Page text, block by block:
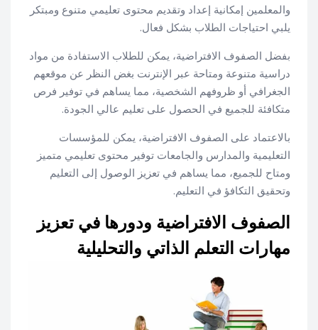
والمعلمين إمكانية إعداد وتقديم محتوى تعليمي متنوع ومبتكر
يلبي احتياجات الطلاب بشكل فعال.
بفضل الصفوف الافتراضية، يمكن للطلاب الاستفادة من مواد
دراسية متنوعة ومتاحة عبر الإنترنت بغض النظر عن موقعهم
الجغرافي أو ظروفهم الشخصية، مما يساهم في توفير فرص
متكافئة للجميع في الحصول على تعليم عالي الجودة.
بالاعتماد على الصفوف الافتراضية، يمكن للمؤسسات
التعليمية والمدارس والجامعات توفير محتوى تعليمي متميز
ومتاح للجميع، مما يساهم في تعزيز الوصول إلى التعليم
وتحقيق التكافؤ في التعليم.
الصفوف الافتراضية ودورها في تعزيز
مهارات التعلم الذاتي والتحليلية